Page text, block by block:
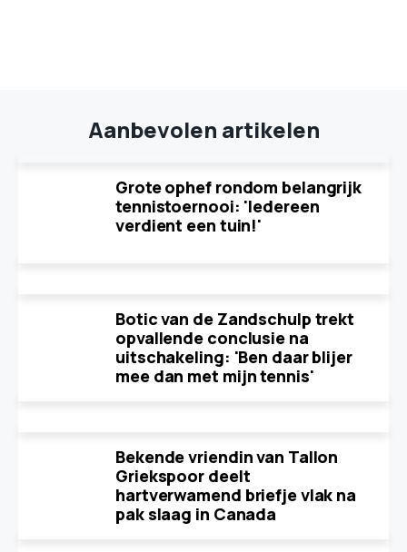
Aanbevolen artikelen
Grote ophef rondom belangrijk
tennistoernooi: 'Iedereen
verdient een tuin!'
Botic van de Zandschulp trekt
opvallende conclusie na
uitschakeling: 'Ben daar blijer
mee dan met mijn tennis'
Bekende vriendin van Tallon
Griekspoor deelt
hartverwamend briefje vlak na
pak slaag in Canada